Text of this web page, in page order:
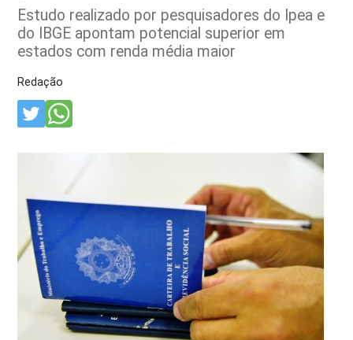
Estudo realizado por pesquisadores do Ipea e
do IBGE apontam potencial superior em
estados com renda média maior
Redação